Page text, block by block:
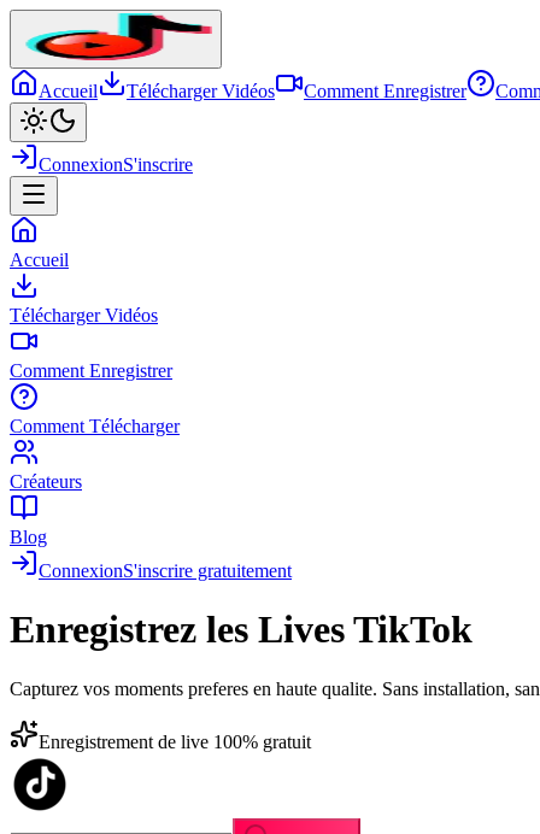
Accueil Télécharger Vidéos Comment Enregistrer
ConnexionS'inscrire
Accueil
Télécharger Vidéos
Comment Enregistrer
Comment Télécharger
Créateurs
Blog
ConnexionS'inscrire gratuitement
Enregistrez les Lives TikTok
Capturez vos moments preferes en haute qualite. Sans installation,
Enregistrement de live 100% gratuit